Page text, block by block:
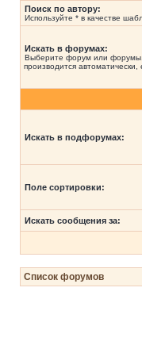
Поиск по автору:
Используйте * в качестве
Искать в форумах:
Выберите форум или форумы,
производится
Искать в подфорумах:
Поле сортировки:
Искать сообщения за:
Список форумов